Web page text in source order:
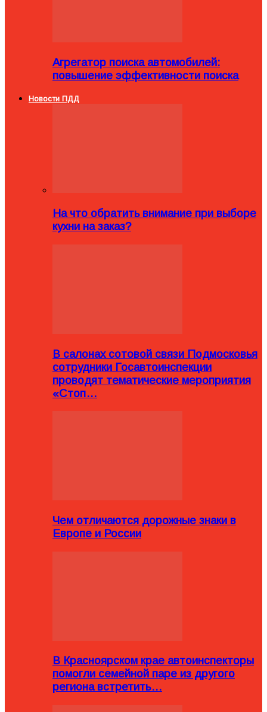
Агрегатор поиска автомобилей:
повышение эффективности поиска
Новости ПДД
На что обратить внимание при выборе
кухни на заказ?
В салонах сотовой связи Подмосковья
сотрудники Госавтоинспекции
проводят тематические мероприятия
«Стоп…
Чем отличаются дорожные знаки в
Европе и России
В Красноярском крае автоинспекторы
помогли семейной паре из другого
региона встретить…